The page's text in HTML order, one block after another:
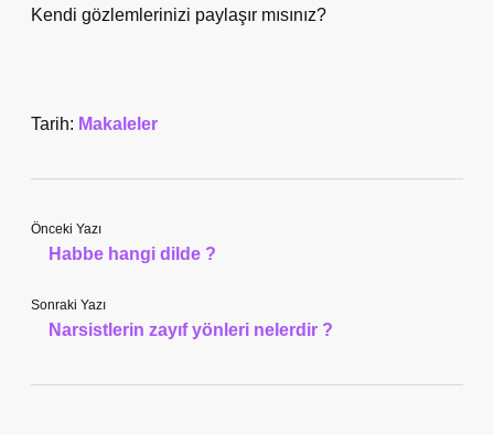
Kendi gözlemlerinizi paylaşır mısınız?
Tarih: Makaleler
Önceki Yazı
Habbe hangi dilde ?
Sonraki Yazı
Narsistlerin zayıf yönleri nelerdir ?